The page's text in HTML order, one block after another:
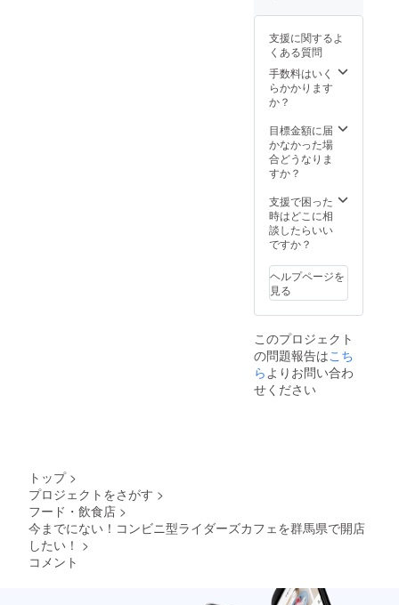
月上旬
頃を予
定して
おりま
す、可
能な限
いたし
ます
が、ご
ない場
合の保
証等に
つきま
ご容赦
くださ
い。ま
た店舗
玉村町)
にて開
催予定
となっ
ており
ただき
在費等
は自己
来店時
一眼レ
フにて
撮影さ
せてい
ただく
希望に
よりご
自身で
お持ち
をデー
タにて
お送り
くださ
オープ
ン前試
食会に
つきま
月上旬
頃を予
定して
おりま
す、可
ない場
合の保
ご容赦
三食付1
権(要日
程調整)
※マイ
カップ
は当店
キープ
とさせ
ていた
だきま
写真に
はお名
前ニッ
クネー
名など
を入れ
させて
いただ
す。ま
たお写
真につ
きまし
てはご
希望に
よりご
をデー
支援に関するよ
くある質問
手数料はいく
らかかります
か？
目標金額に届
かなかった場
合どうなりま
すか？
支援で困った
時はどこに相
談したらいい
ですか？
ヘルプページを
見る
このプロジェクト
の問題報告はこち
ら よりお問い合わ
せください
トップ >
プロジェクトをさがす >
フード・飲食店 >
今までにない！コンビニ型ライダーズカフェを群馬県で開店
したい！ >
コメント